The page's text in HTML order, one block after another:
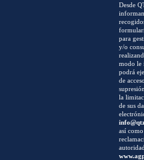
Desde
para
y/o
modo le
podrá
de
la
de sus
así